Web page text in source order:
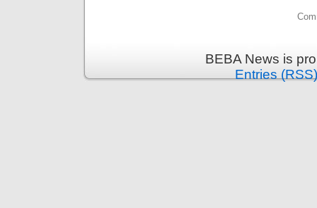
BEBA News is
Entries (RSS)